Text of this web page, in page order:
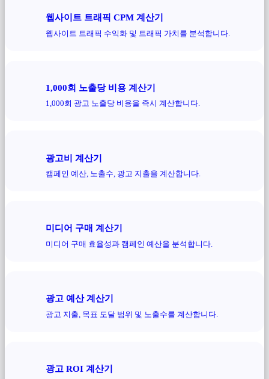
웹사이트 트래픽 CPM 계산기
웹사이트 트래픽 수익화 및 트래픽 가치를 분석합니다.
1,000회 노출당 비용 계산기
1,000회 광고 노출당 비용을 즉시 계산합니다.
광고비 계산기
캠페인 예산, 노출수, 광고 지출을 계산합니다.
미디어 구매 계산기
미디어 구매 효율성과 캠페인 예산을 분석합니다.
광고 예산 계산기
광고 지출, 목표 도달 범위 및 노출수를 계산합니다.
광고 ROI 계산기